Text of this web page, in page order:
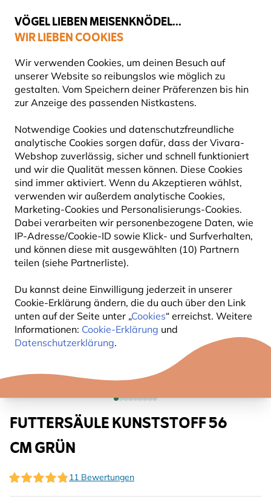
VÖGEL LIEBEN MEISENKNÖDEL...
WIR LIEBEN COOKIES
Wir verwenden Cookies, um deinen Besuch auf
unserer Website so reibungslos wie möglich zu
gestalten. Vom Speichern deiner Präferenzen bis hin
zur Anzeige des passenden Nistkastens.
Notwendige Cookies und datenschutzfreundliche
analytische Cookies sorgen dafür, dass der Vivara-
Webshop zuverlässig, sicher und schnell funktioniert
und wir die Qualität messen können. Diese Cookies
sind immer aktiviert. Wenn du Akzeptieren wählst,
verwenden wir außerdem analytische Cookies,
Marketing-Cookies und Personalisierungs-Cookies.
Dabei verarbeiten wir personenbezogene Daten, wie
IP-Adresse/Cookie-ID sowie Klick- und Surfverhalten,
und können diese mit ausgewählten (10) Partnern
teilen (siehe Partnerliste).
Du kannst deine Einwilligung jederzeit in unserer
Cookie-Erklärung ändern, die du auch über den Link
unten auf der Seite unter „Cookies“ erreichst. Weitere
Informationen: Cookie-Erklärung und
Datenschutzerklärung.
Top-bewertet in 11 Ländern
Gratis Versand ab 49 €
Vogelfuttersysteme Futtersäulen für Vögel
10% RABATT
FUTTERSÄULE KUNSTSTOFF 56
CM GRÜN
11 Bewertungen